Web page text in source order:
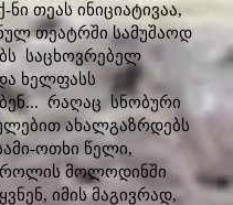
ნი თეას ინიციატივაა,
თეატრში სამუშაოდ
საცხოვრებელ
ხელფასს
რაღაც სნობური
ახალგაზრდებს
ოთხი წელი,
როლის მოლოდინში
იმის მაგივრად,